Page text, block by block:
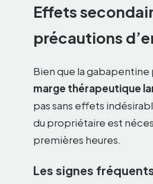
Effets
précautions
Bien que la gabapentine
marge thérapeutique
pas sans effets
du propriétaire est
premières heures.
Les signes